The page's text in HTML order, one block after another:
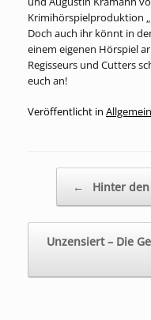
Krimihörspielproduktion
Doch auch ihr könnt in
einem eigenen Hörspiel
Regisseurs und Cutters
euch an!
Veröffentlicht in Allgemein
← Hinter
Unzensiert – Die